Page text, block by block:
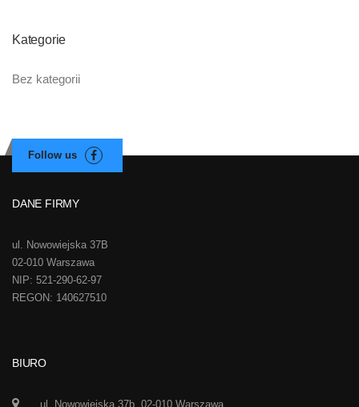
Kategorie
Bez kategorii
DANE FIRMY
ul. Nowowiejska 37B
02-010 Warszawa
NIP: 521-290-62-97
REGON: 140627510
BIURO
ul. Nowowiejska 37b, 02-010 Warszawa